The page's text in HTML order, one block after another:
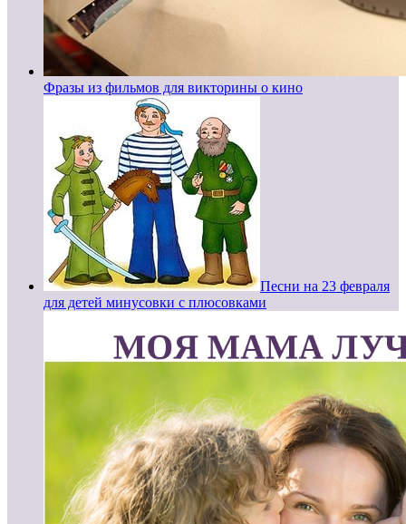
Фразы из фильмов для викторины о кино
Песни на 23 февраля
для детей минусовки с плюсовками